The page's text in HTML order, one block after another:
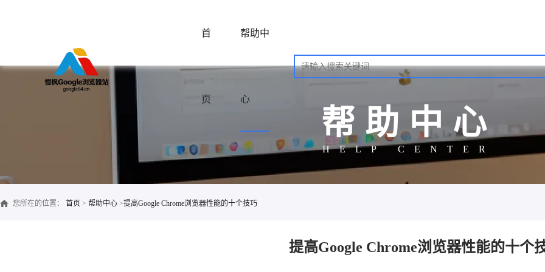
首
页
帮助中
心
帮助中心
HELP CENTER
您所在的位置： 首页 > 帮助中心 >提高Google Chrome浏览器性能的十个技巧
提高Google Chrome浏览器性能的十个